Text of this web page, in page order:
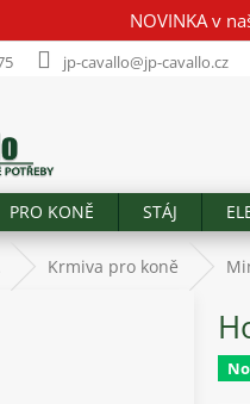
NOVINKA v
jp-cavallo@jp-cavallo.cz
PRO KONĚ STÁJ
Krmiva pro koně